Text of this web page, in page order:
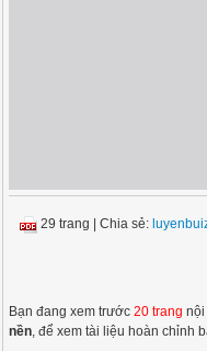
29 trang |Chia sẻ:
Bạn đang xem trước20 trang nội
nền, để xem tài liệu hoàn chỉnh